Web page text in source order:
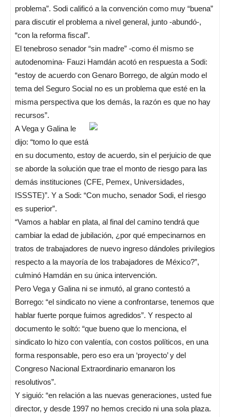
problema”. Sodi calificó a la convención como muy “buena”
para discutir el problema a nivel general, junto -abundó-,
“con la reforma fiscal”.
El tenebroso senador “sin madre” -como él mismo se
autodenomina- Fauzi Hamdán acotó en respuesta a Sodi:
“estoy de acuerdo con Genaro Borrego, de algún modo el
tema del Seguro Social no es un problema que esté en la
misma perspectiva que los demás, la razón es que no hay
recursos”.
A Vega y Galina le
dijo: “tomo lo que está
en su documento, estoy de acuerdo, sin el perjuicio de que
se aborde la solución que trae el monto de riesgo para las
demás instituciones (CFE, Pemex, Universidades,
ISSSTE)”. Y a Sodi: “Con mucho, senador Sodi, el riesgo
es superior”.
“Vamos a hablar en plata, al final del camino tendrá que
cambiar la edad de jubilación, ¿por qué empecinarnos en
tratos de trabajadores de nuevo ingreso dándoles privilegios
respecto a la mayoría de los trabajadores de México?”,
culminó Hamdán en su única intervención.
Pero Vega y Galina ni se inmutó, al grano contestó a
Borrego: “el sindicato no viene a confrontarse, tenemos que
hablar fuerte porque fuimos agredidos”. Y respecto al
documento le soltó: “que bueno que lo menciona, el
sindicato lo hizo con valentía, con costos políticos, en una
forma responsable, pero eso era un ‘proyecto’ y del
Congreso Nacional Extraordinario emanaron los
resolutivos”.
Y siguió: “en relación a las nuevas generaciones, usted fue
director, y desde 1997 no hemos crecido ni una sola plaza.